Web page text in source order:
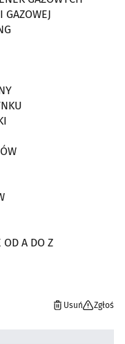
GAZOWEJ
OD A DO Z
Usuń Zgłoś